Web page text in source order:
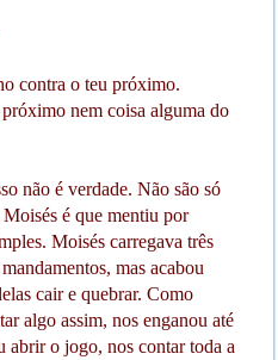
contra o teu próximo.
nem coisa alguma do
não é verdade. Não são só
é que mentiu por
Moisés carregava três
mas acabou
cair e quebrar. Como
algo assim, nos enganou até
abrir o jogo, nos contar toda a